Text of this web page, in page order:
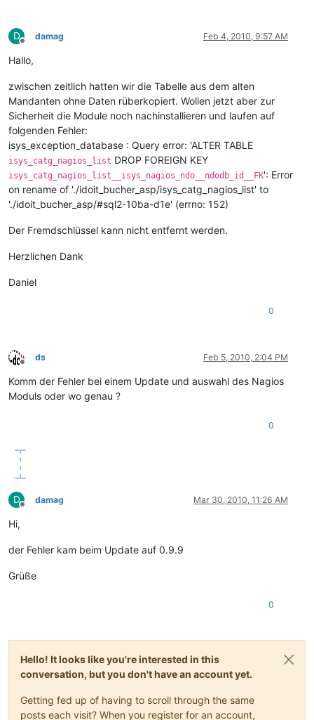
D
Offline
damag Feb 4, 2010, 9:57 AM
Hallo,
zwischen zeitlich hatten wir die Tabelle aus dem alten
Mandanten ohne Daten rüberkopiert. Wollen jetzt aber zur
Sicherheit die Module noch nachinstallieren und laufen auf
folgenden Fehler:
isys_exception_database : Query error: 'ALTER TABLE
isys_catg_nagios_list DROP FOREIGN KEY
isys_catg_nagios_list__isys_nagios_ndo__ndodb_id__FK': Error
on rename of './idoit_bucher_asp/isys_catg_nagios_list' to
'./idoit_bucher_asp/#sql2-10ba-d1e' (errno: 152)
Der Fremdschlüssel kann nicht entfernt werden.
Herzlichen Dank
Daniel
0
Offline
ds Feb 5, 2010, 2:04 PM
Komm der Fehler bei einem Update und auswahl des Nagios
Moduls oder wo genau ?
0
D
Offline
damag Mar 30, 2010, 11:26 AM
Hi,
der Fehler kam beim Update auf 0.9.9
Grüße
0
Hello! It looks like you're interested in this
conversation, but you don't have an account yet.
Getting fed up of having to scroll through the same
posts each visit? When you register for an account,